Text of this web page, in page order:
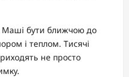
бути ближчою до
і теплом. Тисячі
не просто